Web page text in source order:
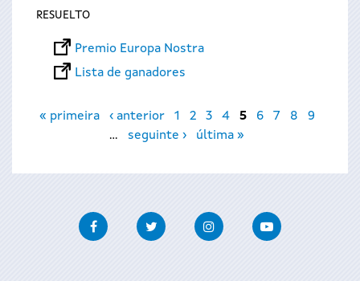
RESUELTO
Premio Europa Nostra
Lista de ganadores
Páginas
« primeira ‹ anterior 1 2 3 4 5 6 7 8
9
…
seguinte › última »
FacebookTwitter InstagramYoutube